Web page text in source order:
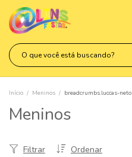
Início / Meninos / breadcrumbs.luccas-neto
Meninos
Ordenar
Filtrar